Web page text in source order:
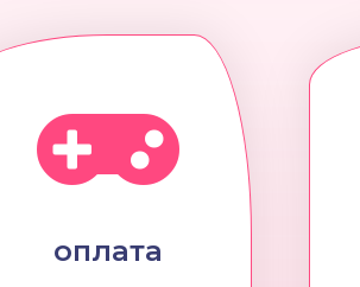
оплата